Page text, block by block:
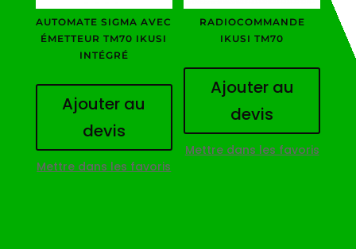
AUTOMATE SIGMA AVEC
ÉMETTEUR TM70 IKUSI
INTÉGRÉ
Ajouter au
devis
Mettre dans les favoris
RADIOCOMMANDE
IKUSI TM70
Ajouter au
devis
Mettre dans les favoris